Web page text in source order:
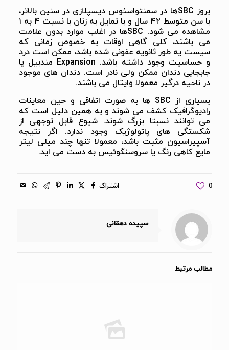
بروز SBCها در سمنتواسئوس دیسپلازی در سنین بالاتر،
با سن متوسط ۴۲ سال و با تمایل به زنان با نسبت ۴ به ۱
مشاهده می شود. SBCها در اغلب موارد بدون علامت
می باشند، کلی گاهی اوقات به خصوص زمانی که
سیست یه طور ثانویه عفونی شده باشد، ممکن است درد
و حساسیت وجود داشته باشد. Expansion مندبیل یا
جابجایی دندان ممکن ولی نادر است‌. دندان های موجود
در ناحیه درگیر معمولا وایتال می باشند.
بسیاری از SBC ها به صورت اتفاقی و حین معاینات
رادیوگرافیک کشف می شوند و به همین دلیل است که
می توانند نسبتا بزرگ شوند. شیوع قابل توجهی از
شکستگی های پاتولوژیک وجود ندارد. اگر نتیجه
آسپیراسیون مثبت باشد، معمولا تنها چند میلی لیتر
مایع کاهی رنگ یا سروسنگوئیس به دست می اید.
اشتراک 0
سپیده دهقانی
مطالب مرتبط